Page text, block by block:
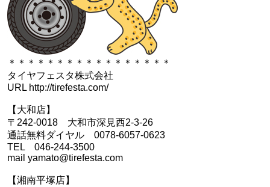
＊＊＊＊＊＊＊＊＊＊＊＊＊＊＊＊＊
タイヤフェスタ株式会社
URL http://tirefesta.com/
【大和店】
〒242-0018 大和市深見西2-3-26
通話無料ダイヤル 0078-6057-0623
TEL 046-244-3500
mail yamato@tirefesta.com
【湘南平塚店】